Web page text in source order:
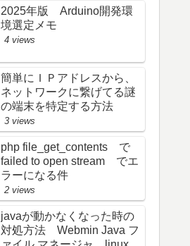
2025年版 Arduino開発環
境選定メモ
4 views
簡単にＩＰアドレスから、
ネットワークに繋げてる謎
の端末を特定する方法
3 views
php file_get_contents で
failed to open stream でエ
ラーになる件
2 views
javaが動かなくなった時の
対処方法 Webmin Java フ